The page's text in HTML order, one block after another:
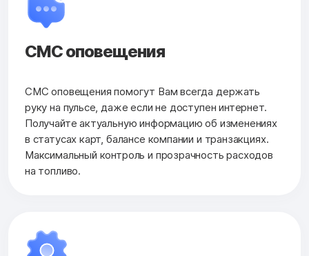
СМС оповещения
СМС оповещения помогут Вам всегда держать
руку на пульсе, даже если не доступен интернет.
Получайте актуальную информацию об изменениях
в статусах карт, балансе компании и транзакциях.
Максимальный контроль и прозрачность расходов
на топливо.